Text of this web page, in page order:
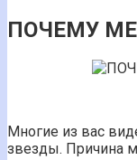
ПОЧЕМУ
Многие из вас
звезды. Причина